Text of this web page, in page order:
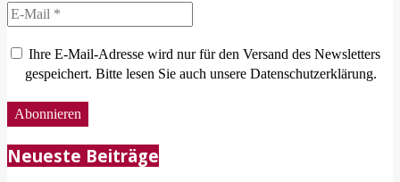
Ihre E-Mail-Adresse wird nur für den Versand des Newsletters
gespeichert. Bitte lesen Sie auch unsere Datenschutzerklärung.
Neueste Beiträge